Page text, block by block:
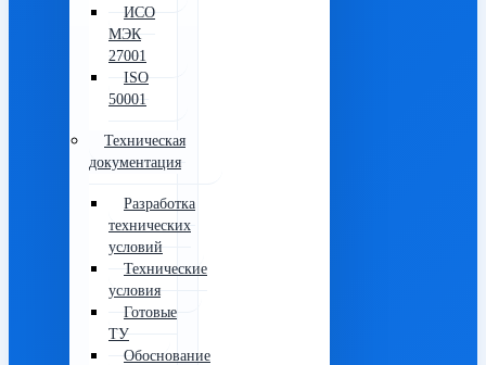
ИСО
МЭК
27001
ISO
50001
Техническая
документация
Разработка
технических
условий
Технические
условия
Готовые
ТУ
Обоснование